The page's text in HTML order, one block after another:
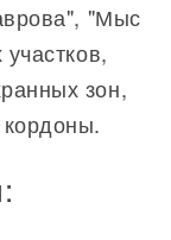
"Мыс
зон,